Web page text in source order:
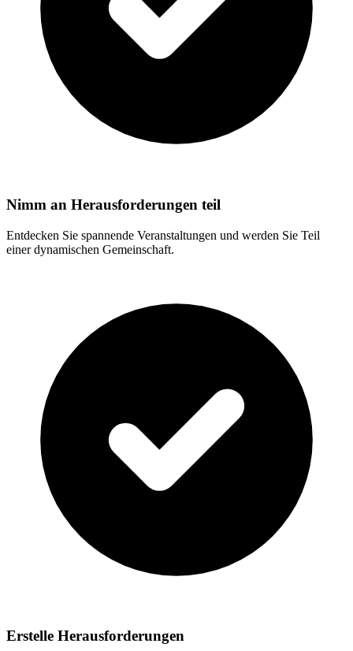
Nimm an Herausforderungen teil
Entdecken Sie spannende Veranstaltungen und werden Sie Teil
einer dynamischen Gemeinschaft.
Erstelle Herausforderungen